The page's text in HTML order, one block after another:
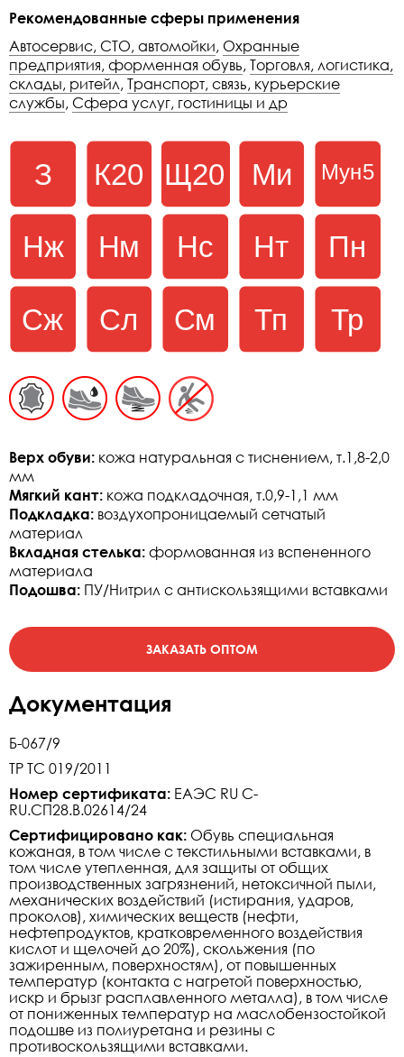
Рекомендованные сферы применения
Автосервис, СТО, автомойки, Охранные
предприятия, форменная обувь, Торговля, логистика,
склады, ритейл, Транспорт, связь, курьерские
службы, Сфера услуг, гостиницы и др
Верх обуви: кожа натуральная с тиснением, т.1,8-2,0
мм
Мягкий кант: кожа подкладочная, т.0,9-1,1 мм
Подкладка: воздухопроницаемый сетчатый
материал
Вкладная стелька: формованная из вспененного
материала
Подошва: ПУ/Нитрил с антискользящими вставками
Документация
Б-067/9
ТР ТС 019/2011
Номер сертификата: ЕАЭС RU C-
RU.СП28.В.02614/24
Сертифицировано как: Обувь специальная
кожаная, в том числе с текстильными вставками, в
том числе утепленная, для защиты от общих
производственных загрязнений, нетоксичной пыли,
механических воздействий (истирания, ударов,
проколов), химических веществ (нефти,
нефтепродуктов, кратковременного воздействия
кислот и щелочей до 20%), скольжения (по
зажиренным, поверхностям), от повышенных
температур (контакта с нагретой поверхностью,
искр и брызг расплавленного металла), в том числе
от пониженных температур на маслобензостойкой
подошве из полиуретана и резины с
противоскользящими вставками.